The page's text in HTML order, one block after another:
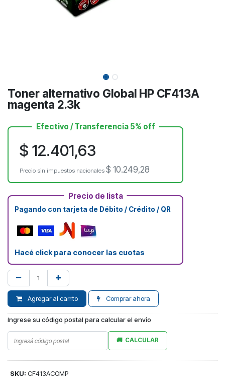
Toner alternativo Global HP CF413A
magenta 2.3k
Efectivo / Transferencia 5% off
$ 12.401,63
Precio sin impuestos nacionales $ 10.249,28
Precio de lista
Pagando con tarjeta de Débito / Crédito / QR
Hacé click para conocer las cuotas
Agregar al carrito Comprar ahora
Ingrese su código postal para calcular el envío
CALCULAR
SKU: CF413ACOMP